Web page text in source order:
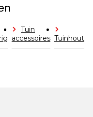
Tuin
accessoires Tuinhout